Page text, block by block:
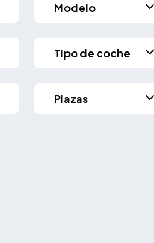
Modelo
Tipo de coche
Plazas